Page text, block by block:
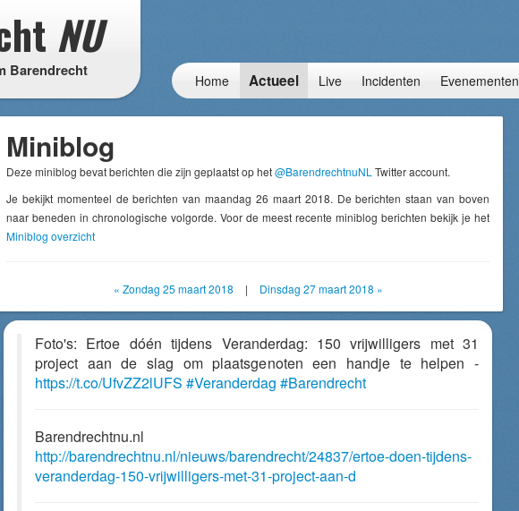
NU
Barendrecht
Home Actueel Live Incidenten Evenementen
Miniblog
Deze miniblog bevat berichten die zijn geplaatst op het@BarendrechtnuNL Twitter account.
Je bekijkt momenteel de berichten van maandag 26 maart 2018. De berichten staan van boven
naar beneden in chronologische volgorde. Voor de meest recente miniblog berichten bekijk je het
Miniblog overzicht
« Zondag 25 maart 2018 | Dinsdag 27 maart 2018 »
Foto's: Ertoe dóén tijdens Veranderdag: 150 vrijwilligers met 31
project aan de slag om plaatsgenoten een handje te helpen -
https://t.co/UfvZZ2lUFS #Veranderdag #Barendrecht
Barendrechtnu.nl
http://barendrechtnu.nl/nieuws/barendrecht/24837/ertoe-doen-tijdens-
veranderdag-150-vrijwilligers-met-31-project-aan-d